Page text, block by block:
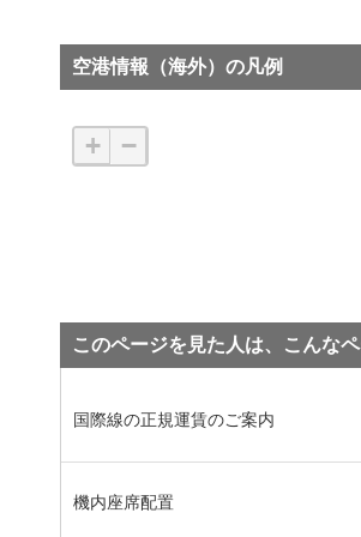
空港情報（海外）の凡例
+ −
このページを見た人は、こんな
国際線の正規運賃のご案内
機内座席配置